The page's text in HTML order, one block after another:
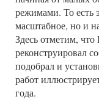
режимами. То есть
масштабное, но и
Здесь отметим,
реконструировал
подобрал и
работ
года.